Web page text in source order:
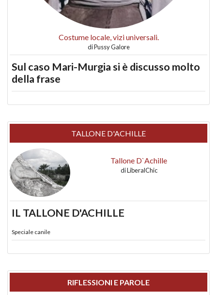
Costume locale, vizi universali.
diPussy Galore
Sul caso Mari-Murgia si è discusso molto
della frase
TALLONE D'ACHILLE
Tallone D`Achille
diLiberalChic
IL TALLONE D'ACHILLE
Speciale canile
RIFLESSIONI E PAROLE